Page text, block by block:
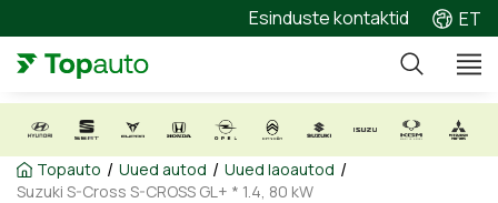
Esinduste kontaktid ET
Topauto / Uued autod / Uued laoautod /
Suzuki S-Cross S-CROSS GL+ * 1.4, 80 kW